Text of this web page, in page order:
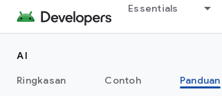
Essentials
AI
Ringkasan
Contoh Panduan